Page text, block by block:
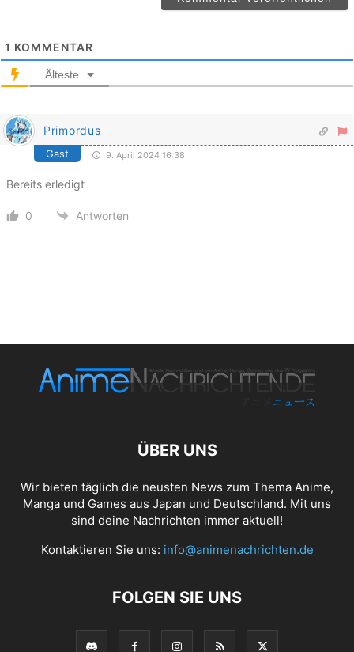
1 KOMMENTAR
Älteste
Primordus
Gast 9. April 2024 16:38
Bereits erledigt
0 Antworten
ÜBER UNS
Wir bieten täglich die neusten News zum Thema Anime,
Manga und Games aus Japan und Deutschland. Mit uns
sind deine Nachrichten immer aktuell!
Kontaktieren Sie uns: info@animenachrichten.de
FOLGEN SIE UNS